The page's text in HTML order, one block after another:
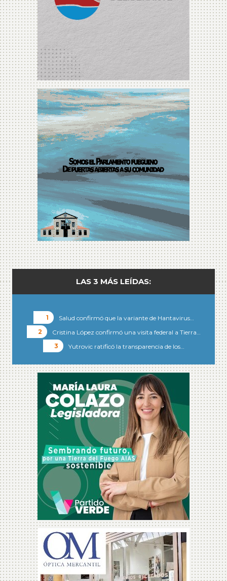
LAS 3 MÁS LEÍDAS:
Salud confirmó que la variante de Hantavirus…
Cristina López confirmó una visita federal a Tierra…
Yutrovic ratificó la transparencia de los…